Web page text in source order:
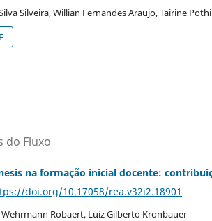
Silveira, Willian Fernandes Araujo, Tairine
do Fluxo
na formação inicial docente:
doi.org/10.17058/rea.v32i2.18901
Wehrmann Robaert, Luiz Gilberto Kronbauer